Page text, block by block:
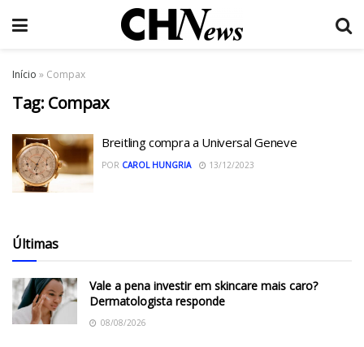
Início » Compax
Tag: Compax
Breitling compra a Universal Geneve
POR CAROL HUNGRIA 13/12/2023
Últimas
Vale a pena investir em skincare mais caro?
Dermatologista responde
08/08/2026